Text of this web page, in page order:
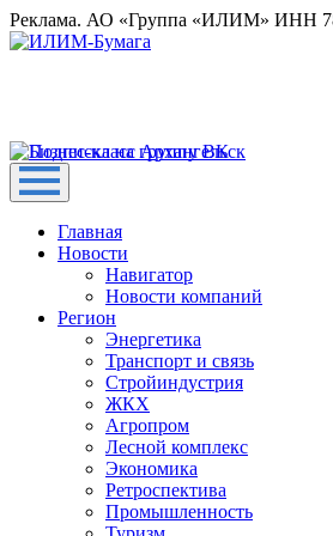
Реклама. АО «Группа «ИЛИМ» ИНН
Главная
Новости
Навигатор
Новости компаний
Регион
Энергетика
Транспорт и связь
Стройиндустрия
ЖКХ
Агропром
Лесной комплекс
Экономика
Ретроспектива
Промышленность